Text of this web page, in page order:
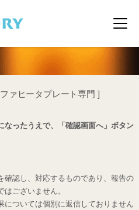
メ
ァヒータプレート専門 ]
なったうえで、「確認画面へ」ボタン
確認し、対応するものであり、報告の
ございません。
については個別に返信しておりません